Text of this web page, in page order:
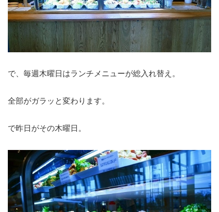
で、毎週木曜日はランチメニューが総入れ替え。
全部がガラッと変わります。
で昨日がその木曜日。